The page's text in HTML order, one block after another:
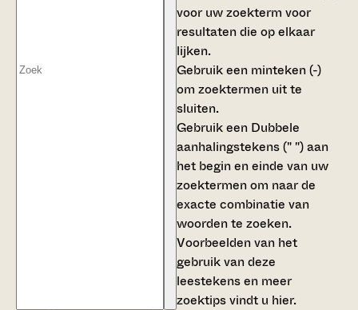
voor uw zoekterm voor
resultaten die op elkaar
lijken.
Gebruik een minteken (-)
om zoektermen uit te
sluiten.
Gebruik een Dubbele
aanhalingstekens (" ")aan
het begin en einde van uw
zoektermen om naar de
exacte combinatie van
woorden te zoeken.
Voorbeelden van het
gebruik van deze
leestekens en meer
zoektips vindt u hier.